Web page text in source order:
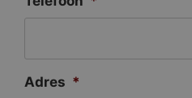
Adres *